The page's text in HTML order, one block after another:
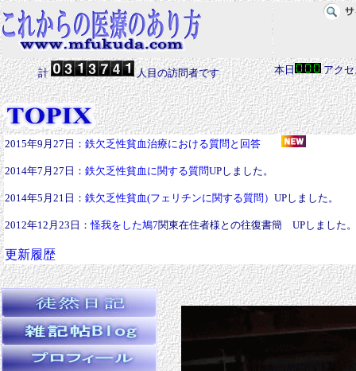
計 人目の訪問者です 本日 アクセ
2015年9月27日： 鉄欠乏性貧血治療における質問と回答
2014年7月27日： 鉄欠乏性貧血に関する質問UPしました。
2014年5月21日： 鉄欠乏性貧血(フェリチンに関する質問） UPしました。
2012年12月23日：怪我をした鳩7関東在住者様との往復書簡 UPしました。
更新履歴